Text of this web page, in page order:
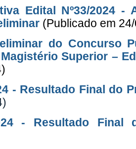
Edital Nº33/2024
(Publicado em
do Concurso
Superior –
- Resultado Final do
- Resultado Final